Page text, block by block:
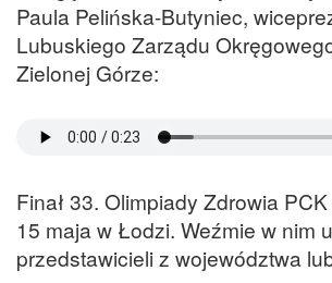
Paula Pelińska-Butyniec,
Lubuskiego Zarządu
Zielonej Górze:
Finał 33. Olimpiady Zdrowia
15 maja w Łodzi. Weźmie w nim
przedstawicieli z województwa